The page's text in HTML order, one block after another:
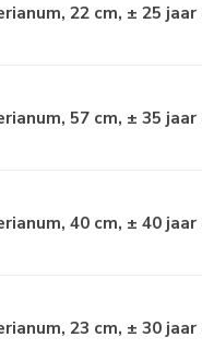
22 cm, ± 25 jaar
57 cm, ± 35 jaar
40 cm, ± 40 jaar
23 cm, ± 30 jaar